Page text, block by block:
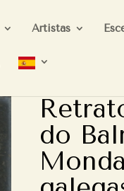
Artistas
do